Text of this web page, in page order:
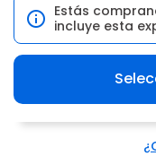
Estás
incluye esta